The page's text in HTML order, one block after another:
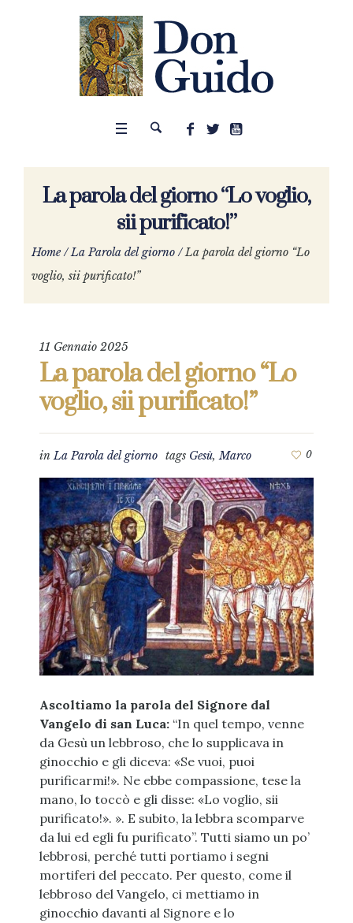
La parola del giorno “Lo voglio,
sii purificato!”
Home /La Parola del giorno /La parola del giorno “Lo
voglio, sii purificato!”
11 Gennaio 2025
La parola del giorno “Lo
voglio, sii purificato!”
inLa Parola del giorno tags Gesù,Marco 0
Ascoltiamo la parola del Signore dal
Vangelo di san Luca: “In quel tempo, venne
da Gesù un lebbroso, che lo supplicava in
ginocchio e gli diceva: «Se vuoi, puoi
purificarmi!». Ne ebbe compassione, tese la
mano, lo toccò e gli disse: «Lo voglio, sii
purificato!». ». E subito, la lebbra scomparve
da lui ed egli fu purificato”. Tutti siamo un po’
lebbrosi, perché tutti portiamo i segni
mortiferi del peccato. Per questo, come il
lebbroso del Vangelo, ci mettiamo in
ginocchio davanti al Signore e lo